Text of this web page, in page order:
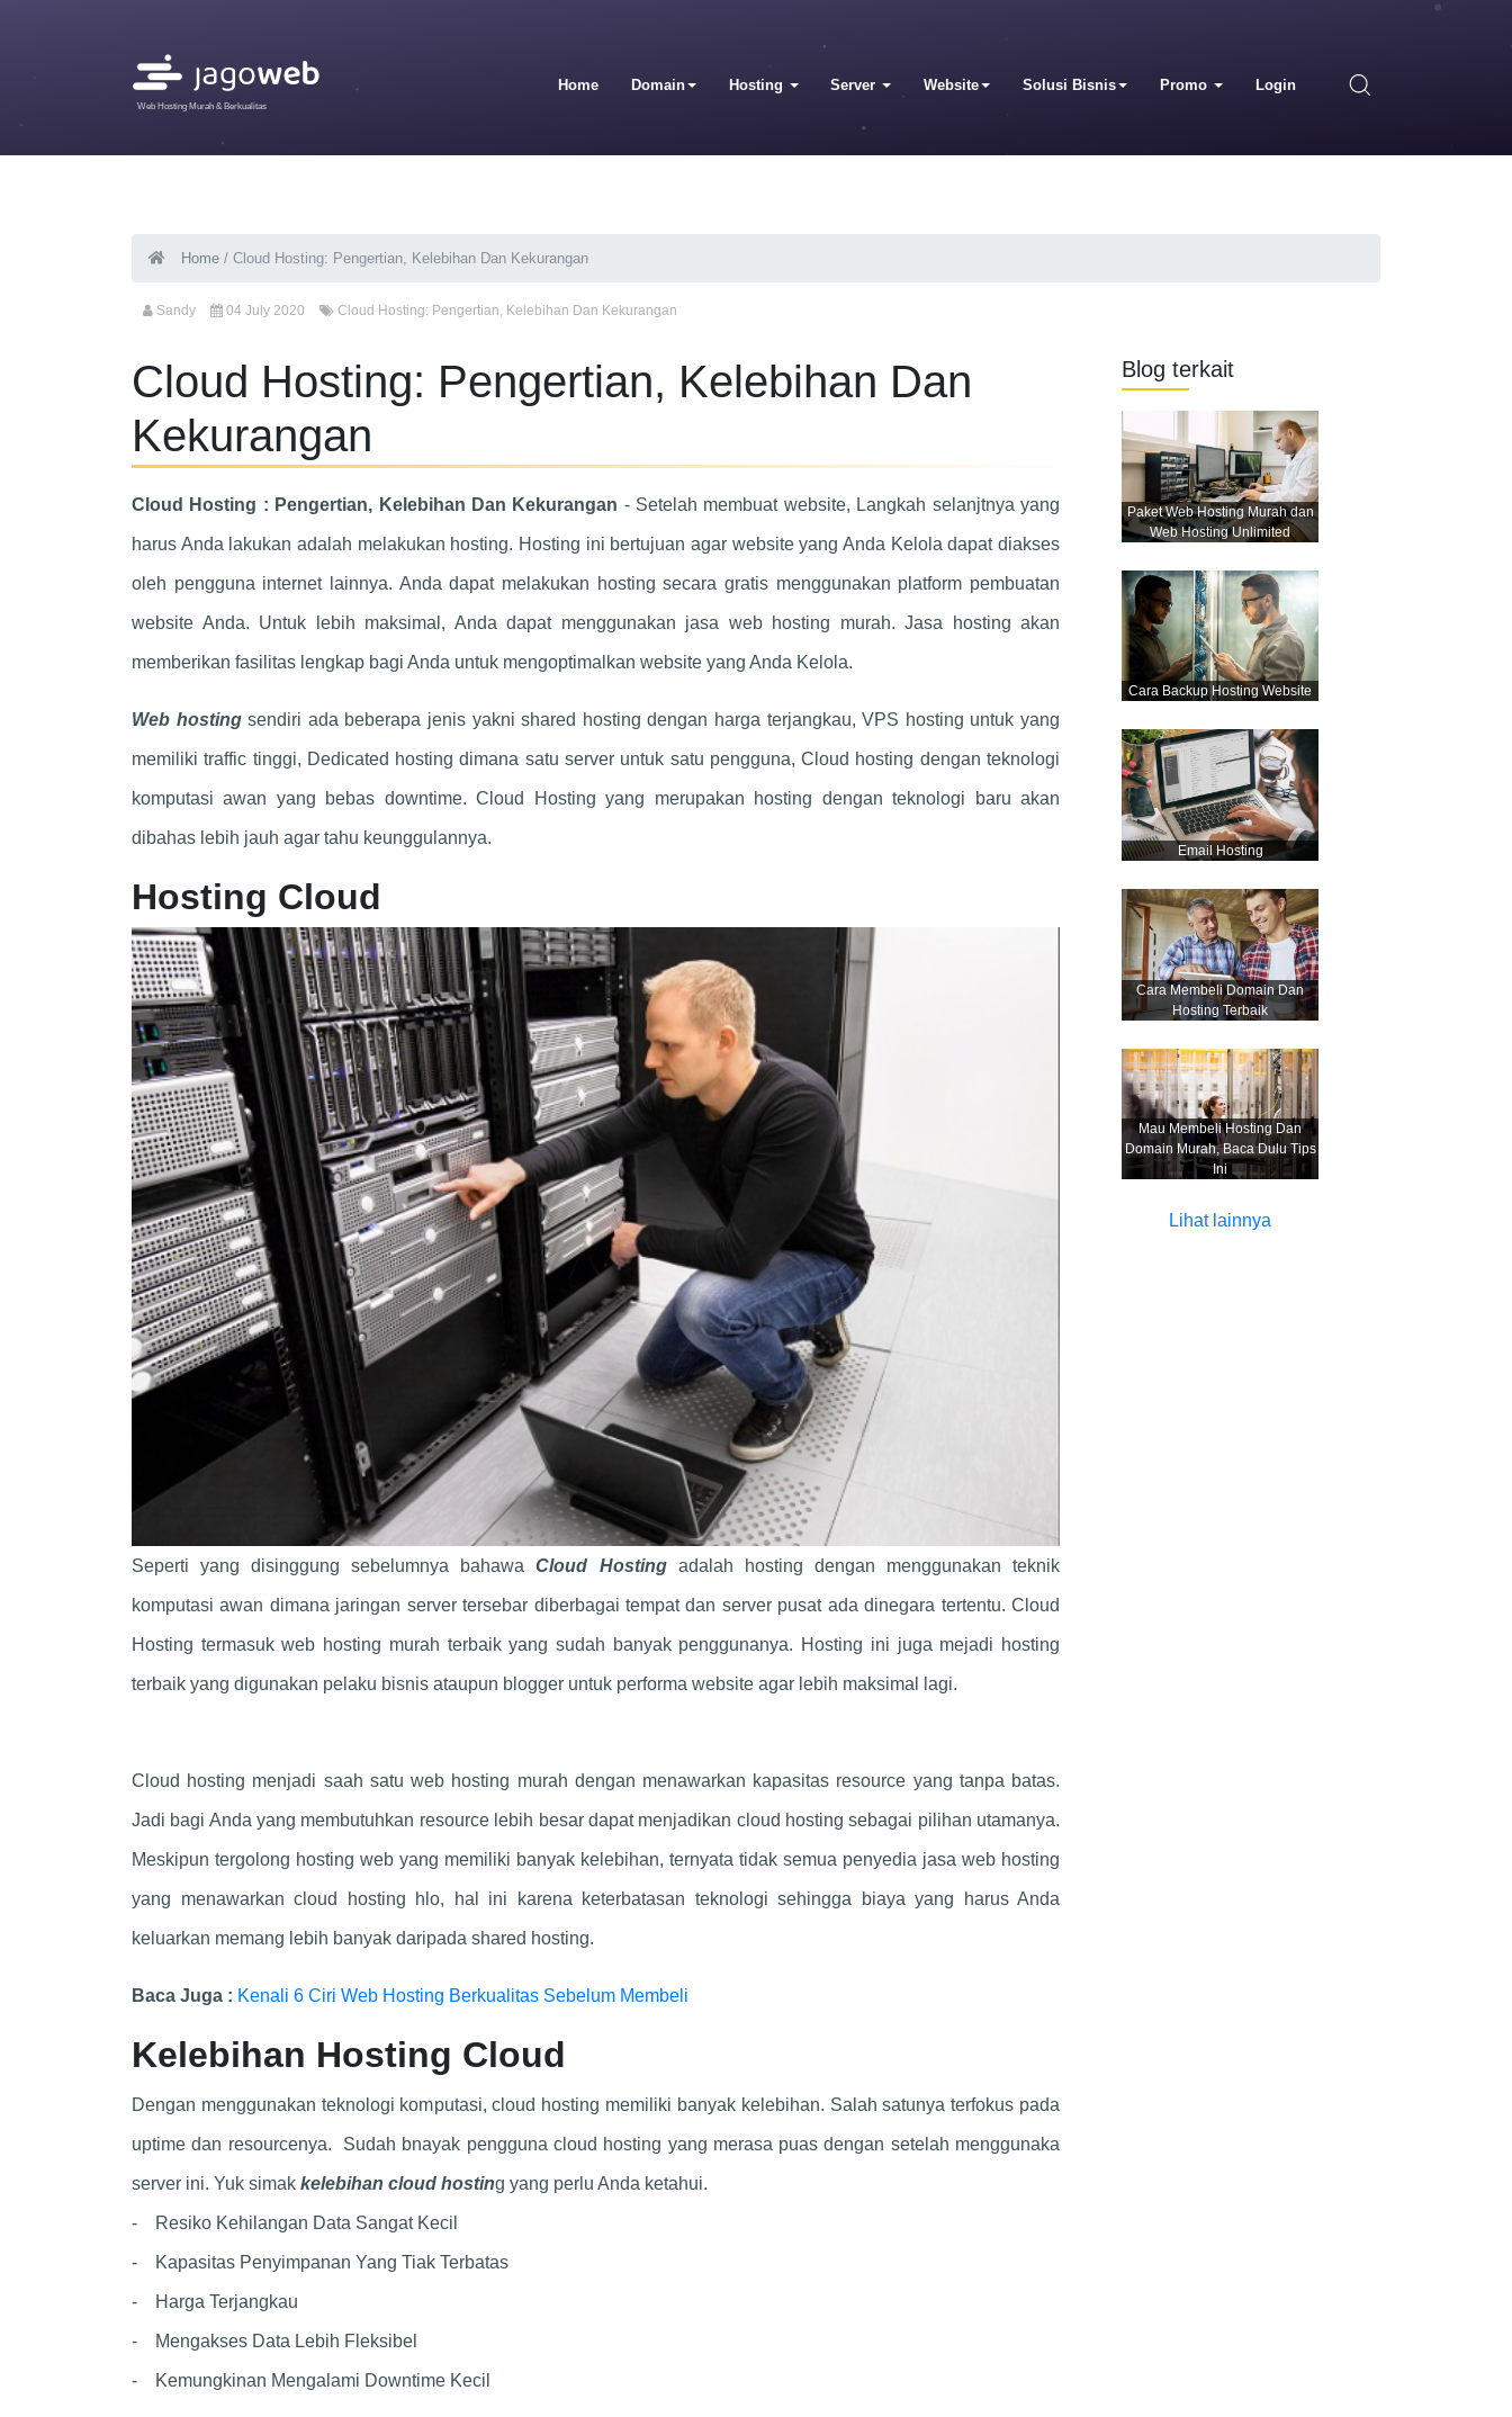
Web Hosting Murah & Berkualitas
Home Domain Hosting Server Website Solusi Bisnis Promo Login
Home / Cloud Hosting: Pengertian, Kelebihan Dan Kekurangan
Sandy 04 July 2020 Cloud Hosting: Pengertian, Kelebihan Dan Kekurangan
Cloud Hosting: Pengertian, Kelebihan Dan
Kekurangan
Cloud Hosting : Pengertian, Kelebihan Dan Kekurangan - Setelah membuat website, Langkah selanjtnya yang
harus Anda lakukan adalah melakukan hosting. Hosting ini bertujuan agar website yang Anda Kelola dapat diakses
oleh pengguna internet lainnya. Anda dapat melakukan hosting secara gratis menggunakan platform pembuatan
website Anda. Untuk lebih maksimal, Anda dapat menggunakan jasa web hosting murah. Jasa hosting akan
memberikan fasilitas lengkap bagi Anda untuk mengoptimalkan website yang Anda Kelola.
Web hostingsendiri ada beberapa jenis yakni shared hosting dengan harga terjangkau, VPS hosting untuk yang
memiliki traffic tinggi, Dedicated hosting dimana satu server untuk satu pengguna, Cloud hosting dengan teknologi
komputasi awan yang bebas downtime. Cloud Hosting yang merupakan hosting dengan teknologi baru akan
dibahas lebih jauh agar tahu keunggulannya.
Hosting Cloud
Seperti yang disinggung sebelumnya bahawaCloud Hosting adalah hosting dengan menggunakan teknik
komputasi awan dimana jaringan server tersebar diberbagai tempat dan server pusat ada dinegara tertentu. Cloud
Hosting termasuk web hosting murah terbaik yang sudah banyak penggunanya. Hosting ini juga mejadi hosting
terbaik yang digunakan pelaku bisnis ataupun blogger untuk performa website agar lebih maksimal lagi.
Cloud hosting menjadi saah satu web hosting murah dengan menawarkan kapasitas resource yang tanpa batas.
Jadi bagi Anda yang membutuhkan resource lebih besar dapat menjadikan cloud hosting sebagai pilihan utamanya.
Meskipun tergolong hosting web yang memiliki banyak kelebihan, ternyata tidak semua penyedia jasa web hosting
yang menawarkan cloud hosting hlo, hal ini karena keterbatasan teknologi sehingga biaya yang harus Anda
keluarkan memang lebih banyak daripada shared hosting.
Baca Juga : Kenali 6 Ciri Web Hosting Berkualitas Sebelum Membeli
Kelebihan Hosting Cloud
Dengan menggunakan teknologi komputasi, cloud hosting memiliki banyak kelebihan. Salah satunya terfokus pada
uptime dan resourcenya. Sudah bnayak pengguna cloud hosting yang merasa puas dengan setelah menggunaka
server ini. Yuk simak kelebihan cloud hosting yang perlu Anda ketahui.
- Resiko Kehilangan Data Sangat Kecil
- Kapasitas Penyimpanan Yang Tiak Terbatas
- Harga Terjangkau
- Mengakses Data Lebih Fleksibel
- Kemungkinan Mengalami Downtime Kecil
Blog terkait
Paket Web Hosting Murah dan
Web Hosting Unlimited
Cara Backup Hosting Website
Email Hosting
Cara Membeli Domain Dan
Hosting Terbaik
Mau Membeli Hosting Dan
Domain Murah, Baca Dulu Tips
Ini
Lihat lainnya